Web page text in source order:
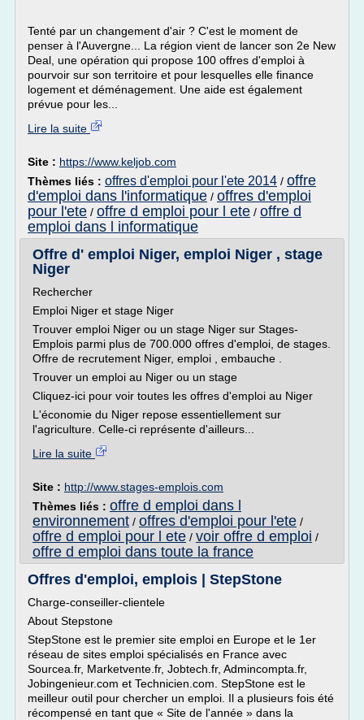
Tenté par un changement d'air ? C'est le moment de
penser à l'Auvergne... La région vient de lancer son 2e New
Deal, une opération qui propose 100 offres d'emploi à
pourvoir sur son territoire et pour lesquelles elle finance
logement et déménagement. Une aide est également
prévue pour les...
Lire la suite
Site : https://www.keljob.com
Thèmes liés : offres d'emploi pour l'ete 2014 / offre
d'emploi dans l'informatique / offres d'emploi
pour l'ete / offre d emploi pour l ete / offre d
emploi dans l informatique
Offre d' emploi Niger, emploi Niger , stage
Niger
Rechercher
Emploi Niger et stage Niger
Trouver emploi Niger ou un stage Niger sur Stages-
Emplois parmi plus de 700.000 offres d'emploi, de stages.
Offre de recrutement Niger, emploi , embauche .
Trouver un emploi au Niger ou un stage
Cliquez-ici pour voir toutes les offres d'emploi au Niger
L'économie du Niger repose essentiellement sur
l'agriculture. Celle-ci représente d'ailleurs...
Lire la suite
Site : http://www.stages-emplois.com
Thèmes liés : offre d emploi dans l
environnement / offres d'emploi pour l'ete /
offre d emploi pour l ete / voir offre d emploi /
offre d emploi dans toute la france
Offres d'emploi, emplois | StepStone
Charge-conseiller-clientele
About Stepstone
StepStone est le premier site emploi en Europe et le 1er
réseau de sites emploi spécialisés en France avec
Sourcea.fr, Marketvente.fr, Jobtech.fr, Admincompta.fr,
Jobingenieur.com et Technicien.com. StepStone est le
meilleur outil pour chercher un emploi. Il a plusieurs fois été
récompensé en tant que « Site de l'année » dans la